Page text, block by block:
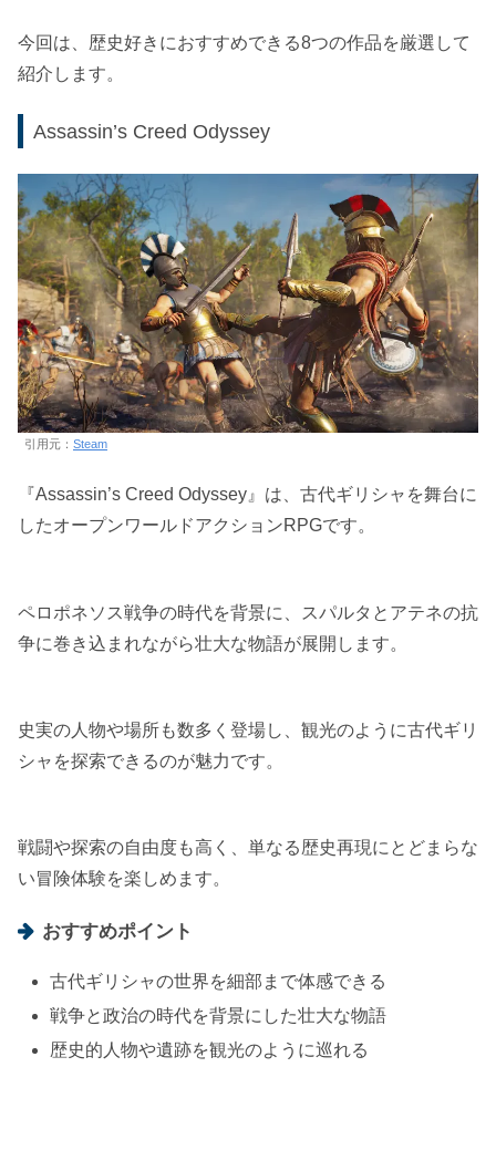
今回は、歴史好きにおすすめできる8つの作品を厳選して
紹介します。
Assassin’s Creed Odyssey
引用元： Steam
『Assassin’s Creed Odyssey』は、古代ギリシャを舞台に
したオープンワールドアクションRPGです。
ペロポネソス戦争の時代を背景に、スパルタとアテネの抗
争に巻き込まれながら壮大な物語が展開します。
史実の人物や場所も数多く登場し、観光のように古代ギリ
シャを探索できるのが魅力です。
戦闘や探索の自由度も高く、単なる歴史再現にとどまらな
い冒険体験を楽しめます。
おすすめポイント
古代ギリシャの世界を細部まで体感できる
戦争と政治の時代を背景にした壮大な物語
歴史的人物や遺跡を観光のように巡れる